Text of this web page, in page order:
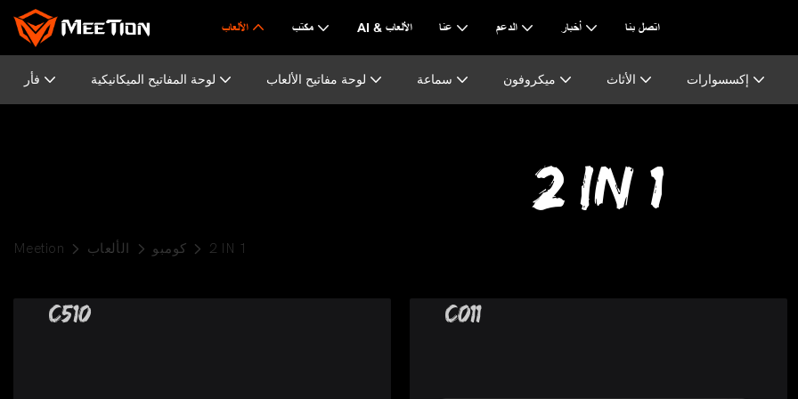
الألعاب مكتب AI & الألعاب عنا الدعم أخبار اتصل بنا
فأر لوحة المفاتيح الميكانيكية لوحة مفاتيح الألعاب سماعة ميكروفون الأثاث إكسسوارات
2 IN 1
Meetion الألعاب كومبو 2 IN 1
C510 C011